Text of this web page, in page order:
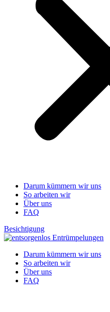
Darum kümmern wir uns
So arbeiten wir
Über uns
FAQ
Besichtigung
Darum kümmern wir uns
So arbeiten wir
Über uns
FAQ